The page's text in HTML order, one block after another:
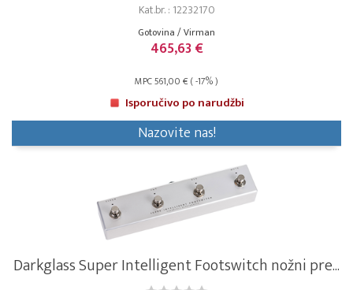
Kat.br. : 12232170
Gotovina / Virman
465,63 €
MPC 561,00 € ( -17% )
Isporučivo po narudžbi
Nazovite nas!
Darkglass Super Intelligent Footswitch nožni pre...